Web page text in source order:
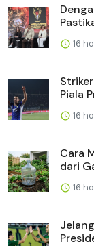
16
Piala
16
Cara
dari
16